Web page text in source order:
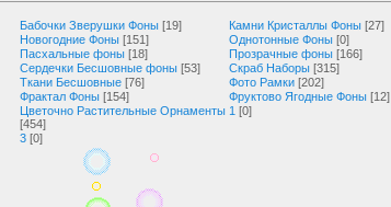
Бабочки Зверушки Фоны [19] Камни Кристаллы Фоны [27]
Новогодние Фоны [151] Однотонные Фоны [0]
Пасхальные фоны [18] Прозрачные фоны [166]
Сердечки Бесшовные фоны [53] Скраб Наборы [315]
Ткани Бесшовные [76] Фото Рамки [202]
Фрактал Фоны [154] Фруктово Ягодные Фоны [12]
Цветочно Растительные Орнаменты
[454]
1 [0]
3 [0]